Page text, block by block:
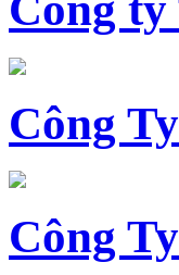
Công
Công